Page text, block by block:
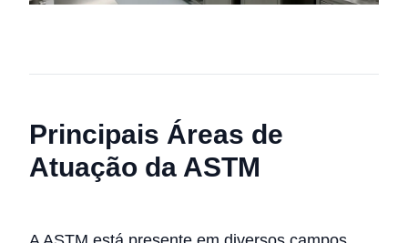
Principais Áreas de
Atuação da ASTM